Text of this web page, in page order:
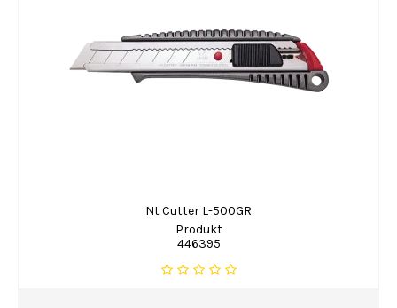
Nt Cutter L-500GR
Produkt
446395